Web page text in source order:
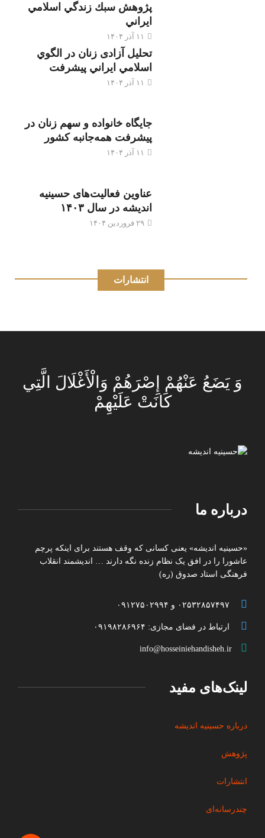
پژوهش سبك زندگي اسلامي
ايراني
تحليل آزادی زنان در الگوي
اسلامي ايراني پيشرفت
جایگاه خانواده و سهم زنان در
پیشرفت همه‌جانبه کشور
عناوین فعالیت‌های حسینیه
اندیشه در سال ۱۴۰۳
انتشارات
وَ يَضَعُ عَنْهُمْ إِصْرَهُمْ وَالْأَغْلَالَ الَّتِي
كَانَتْ عَلَيْهِمْ
درباره ما
«حسینیه اندیشه» یعنی کسانی که وقف هستند برای اینکه پرچم
عاشورا را در افق یک نظام زنده نگه دارند … اندیشمند انقلاب
فرهنگی استاد صدوق (ره)
ارتباط در فضای مجازی: ۰۹۱۹۸۲۸۶۹۶۴
info@hosseiniehandisheh.ir
لینک‌های مفید
درباره حسینیه اندیشه
پژوهش
انتشارات
چندرسانه‌ای